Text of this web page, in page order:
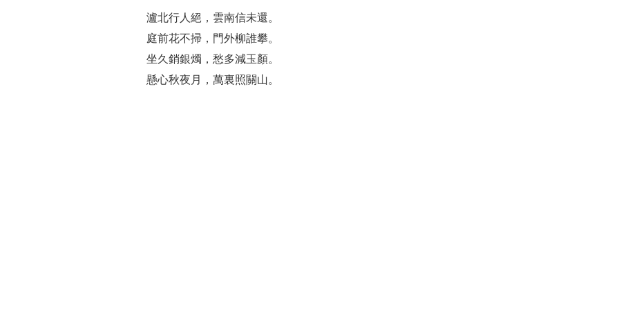
瀘北行人絕，雲南信未還。
庭前花不掃，門外柳誰攀。
坐久銷銀燭，愁多減玉顏。
懸心秋夜月，萬裏照關山。